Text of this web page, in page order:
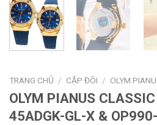
TRANG CHỦ / CẶP ĐÔI / OLYM
OLYM PIANUS
45ADGK-GL-X &